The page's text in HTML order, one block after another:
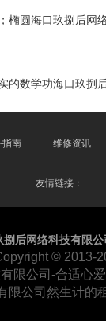
椭圆海口玖捌后网
的数学功海口玖捌
指南 维修资讯
友情链接：
捌后网络科技有限公
© 2013-
限公司-合适心
限公司然生计的